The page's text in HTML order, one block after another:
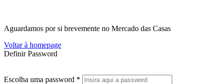
Aguardamos por si brevemente no Mercado das Casas
Voltar à homepage
Definir Password
Escolha uma password *